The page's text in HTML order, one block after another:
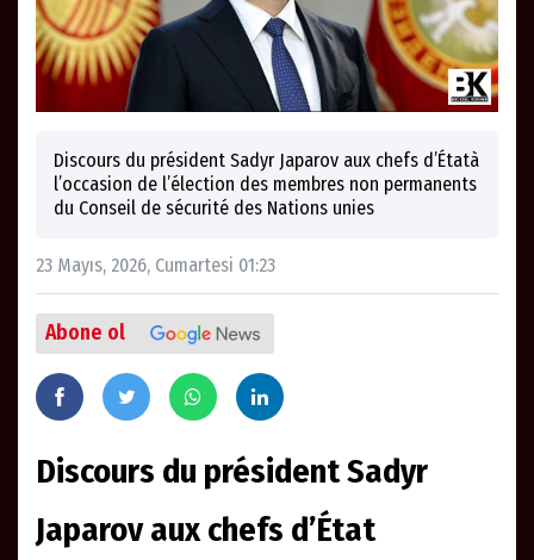
Discours du président Sadyr Japarov aux chefs d’Étatà
l’occasion de l’élection des membres non permanents
du Conseil de sécurité des Nations unies
23 Mayıs, 2026, Cumartesi 01:23
Abone ol
Discours du président Sadyr
Japarov aux chefs d’État